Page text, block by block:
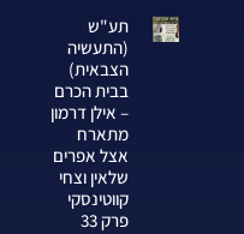
תע"ש
(התעשיה
הצבאית)
בבית הכרם
– אילן דרמון
מתארח
אצל אפרים
שלאין וצחי
קווטינסקי
פרק 33